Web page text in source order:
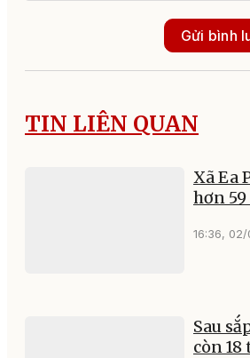
Gửi bình
TIN LIÊN QUAN
Xã Ea
hơn
16:36,
Sau
còn 18